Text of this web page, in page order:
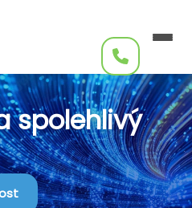
Internet
Televize
IT servis
SmartHome
Aktuality
Kontakt
spolehlivý